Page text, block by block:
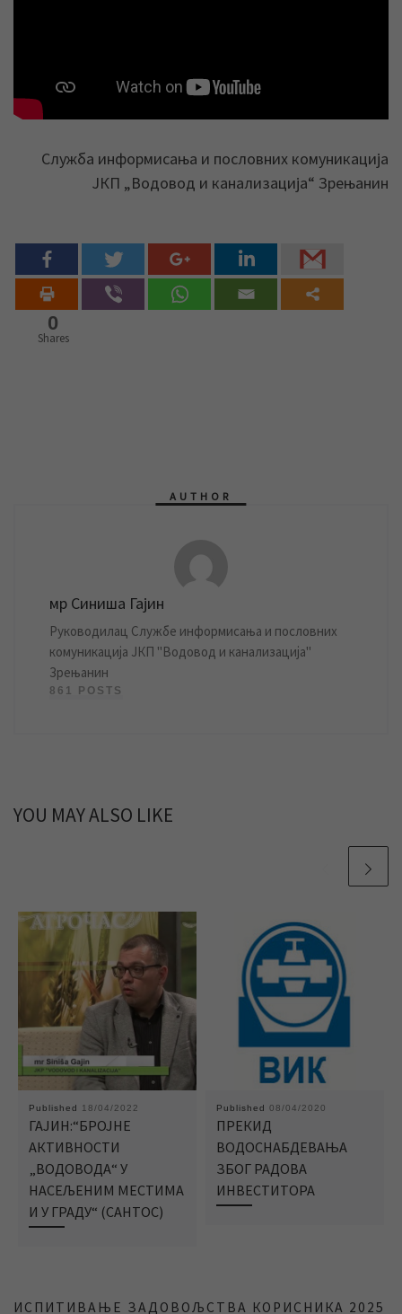
Служба информисања и пословних комуникација
ЈКП „Водовод и канализација“ Зрењанин
0
Shares
AUTHOR
мр Синиша Гајин
Руководилац Службе информисања и пословних
комуникација ЈКП "Водовод и канализација"
Зрењанин
861 POSTS
YOU MAY ALSO LIKE
Published 18/04/2022
ГАЈИН:“БРОЈНЕ
АКТИВНОСТИ
„ВОДОВОДА“ У
НАСЕЉЕНИМ МЕСТИМА
И У ГРАДУ“ (САНТОС)
Published 08/04/2020
ПРЕКИД
ВОДОСНАБДЕВАЊА
ЗБОГ РАДОВА
ИНВЕСТИТОРА
ИСПИТИВАЊЕ ЗАДОВОЉСТВА КОРИСНИКА 2025